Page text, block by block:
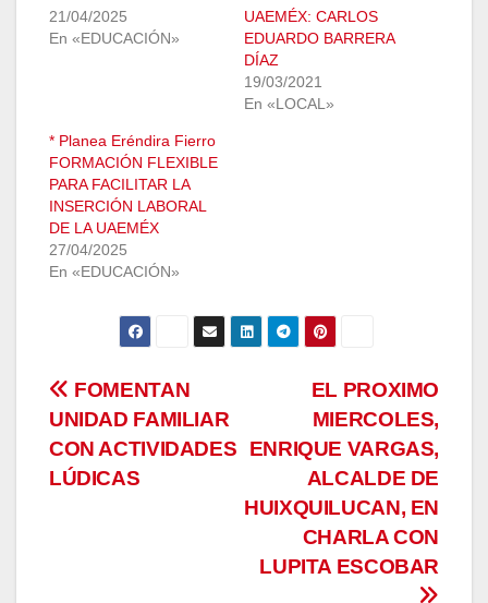
21/04/2025
En «EDUCACIÓN»
UAEMÉX: CARLOS
EDUARDO BARRERA
DÍAZ
19/03/2021
En «LOCAL»
* Planea Eréndira Fierro
FORMACIÓN FLEXIBLE
PARA FACILITAR LA
INSERCIÓN LABORAL
DE LA UAEMÉX
27/04/2025
En «EDUCACIÓN»
Navegación
de
entradas
EL PROXIMO
MIERCOLES,
ENRIQUE VARGAS,
ALCALDE DE
HUIXQUILUCAN, EN
CHARLA CON
LUPITA ESCOBAR
FOMENTAN
UNIDAD FAMILIAR
CON ACTIVIDADES
LÚDICAS